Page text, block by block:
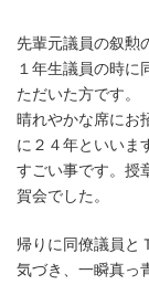
新
日
:
先輩元議員の叙勲
１年生議員の時に
ただいた方です。
晴れやかな席にお
に２４年といいま
すごい事です。授
賀会でした。
帰りに同僚議員と
気づき、一瞬真っ